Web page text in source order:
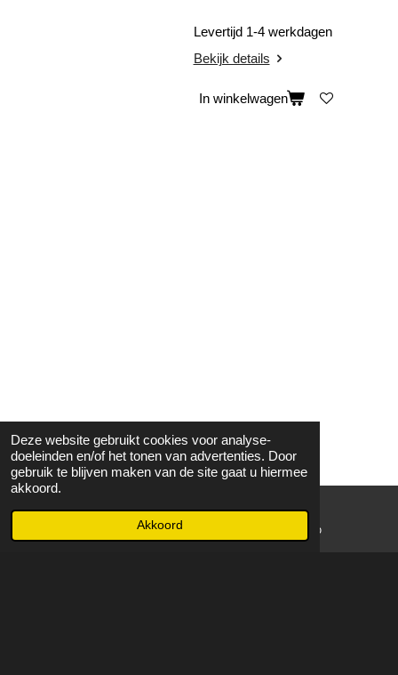
Deze website gebruikt cookies voor analyse-
doeleinden en/of het tonen van advertenties. Door
gebruik te blijven maken van de site gaat u hiermee
akkoord.
Akkoord
Levertijd 1-4 werkdagen
Bekijk details
In winkelwagen
WhatsApp